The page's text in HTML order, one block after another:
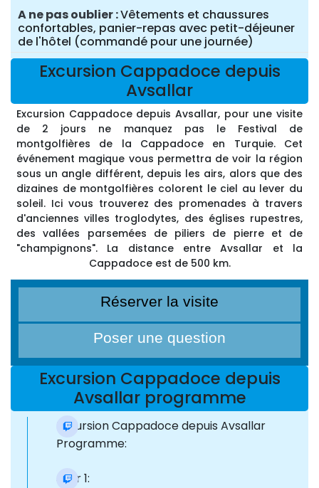
A ne pas oublier Vêtements et chaussures
confortables, panier-repas avec petit-déjeuner
de l'hôtel (commandé pour une journée)
Excursion Cappadoce depuis
Avsallar
Excursion Cappadoce depuis Avsallar, pour une visite
de 2 jours ne manquez pas le Festival de
montgolfières de la Cappadoce en Turquie. Cet
événement magique vous permettra de voir la région
sous un angle différent, depuis les airs, alors que des
dizaines de montgolfières colorent le ciel au lever du
soleil. Ici vous trouverez des promenades à travers
d'anciennes villes troglodytes, des églises rupestres,
des vallées parsemées de piliers de pierre et de
"champignons". La distance entre Avsallar et la
Cappadoce est de 500 km.
Réserver la visite
Poser une question
Excursion Cappadoce depuis
Avsallar programme
Excursion Cappadoce depuis Avsallar
Programme:
Jour 1: